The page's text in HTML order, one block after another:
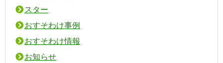
スター
おすそわけ事例
おすそわけ情報
お知らせ